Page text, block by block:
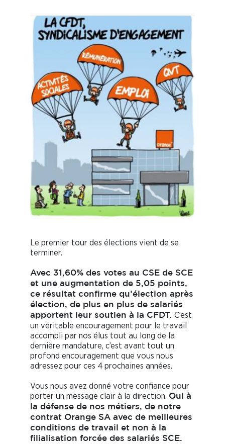
Le premier tour des élections vient de se
terminer.
Avec 31,60% des votes au CSE de SCE
et une augmentation de 5,05 points,
ce résultat confirme qu’élection après
élection, de plus en plus de salariés
apportent leur soutien à la CFDT. C’est
un véritable encouragement pour le travail
accompli par nos élus tout au long de la
dernière mandature, c’est avant tout un
profond encouragement que vous nous
adressez pour ces 4 prochaines années.
Vous nous avez donné votre confiance pour
porter un message clair à la direction. Oui à
la défense de nos métiers, de notre
contrat Orange SA avec de meilleures
conditions de travail et non à la
filialisation forcée des salariés SCE.